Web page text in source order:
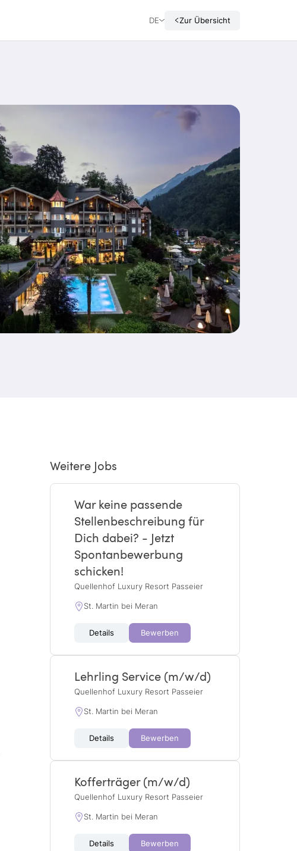
DE Zur Übersicht
Weitere Jobs
War keine passende
Stellenbeschreibung für
Dich dabei? - Jetzt
Spontanbewerbung
schicken!
Quellenhof Luxury Resort Passeier
St. Martin bei Meran
Details Bewerben
Lehrling Service (m/w/d)
Quellenhof Luxury Resort Passeier
St. Martin bei Meran
Details Bewerben
Kofferträger (m/w/d)
Quellenhof Luxury Resort Passeier
St. Martin bei Meran
Details Bewerben